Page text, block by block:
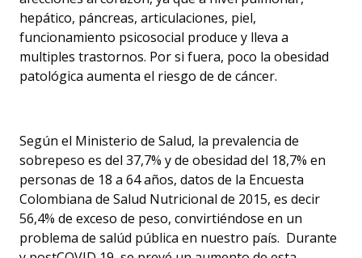
hepático, páncreas, articulaciones, piel,
funcionamiento psicosocial produce y lleva a
multiples trastornos. Por si fuera, poco la obesidad
patológica aumenta el riesgo de de cáncer.
Según el Ministerio de Salud, la prevalencia de
sobrepeso es del 37,7% y de obesidad del 18,7% en
personas de 18 a 64 años, datos de la Encuesta
Colombiana de Salud Nutricional de 2015, es decir
56,4% de exceso de peso, convirtiéndose en un
problema de salúd pública en nuestro país. Durante